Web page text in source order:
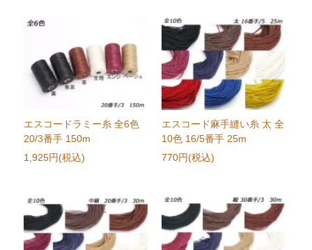
エスコードラミー糸 全6色
20/3番手 150m
1,925円(税込)
エスコード麻手縫い糸 太 全
10色 16/5番手 25m
770円(税込)